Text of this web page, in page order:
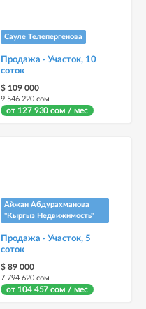
Сауле Телепергенова
Продажа · Участок, 10
соток
$ 109 000
9 546 220 сом
от 127 930 сом / мес
Айжан Абдурахманова
"Кыргыз Недвижимость"
Продажа · Участок, 5
соток
$ 89 000
7 794 620 сом
от 104 457 сом / мес